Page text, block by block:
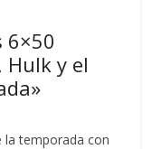
6×50
Hulk y el
temporada con